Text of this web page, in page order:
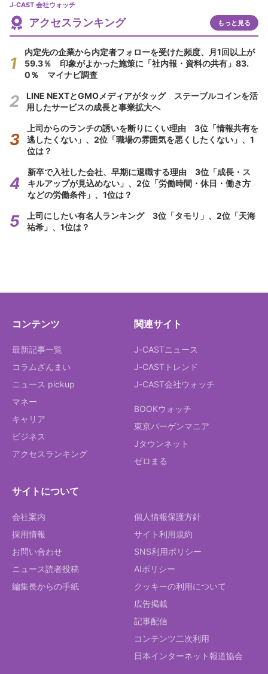
J-CAST 会社ウォッチ
アクセスランキング もっと見る
内定先の企業から内定者フォローを受けた頻度、月1回以上が
59.3％ 印象がよかった施策に「社内報・資料の共有」83.
0％ マイナビ調査
LINE NEXTとGMOメディアがタッグ ステーブルコインを活
用したサービスの成長と事業拡大へ
上司からのランチの誘いを断りにくい理由 3位「情報共有を
逃したくない」、2位「職場の雰囲気を悪くしたくない」、1
位は？
新卒で入社した会社、早期に退職する理由 3位「成長・ス
キルアップが見込めない」、2位「労働時間・休日・働き方
などの労働条件」、1位は？
上司にしたい有名人ランキング 3位「タモリ」、2位「天海
祐希」、1位は？
コンテンツ
最新記事一覧
コラムざんまい
ニュース pickup
マネー
キャリア
ビジネス
アクセスランキング
関連サイト
J-CASTニュース
J-CASTトレンド
J-CAST会社ウォッチ
BOOKウォッチ
東京バーゲンマニア
Jタウンネット
ゼロまる
サイトについて
会社案内
採用情報
お問い合わせ
ニュース読者投稿
編集長からの手紙
個人情報保護方針
サイト利用規約
SNS利用ポリシー
AIポリシー
クッキーの利用について
広告掲載
記事配信
コンテンツ二次利用
日本インターネット報道協会